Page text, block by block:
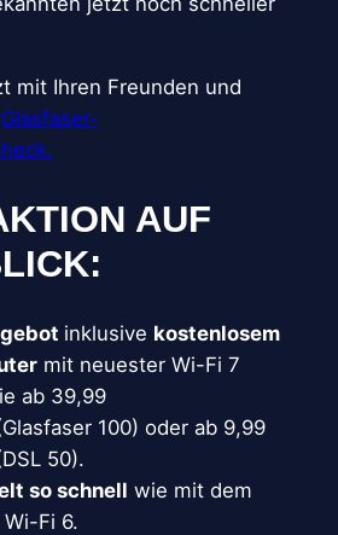
mit Ihren Freunden und
Glasfaser-
AUF
inklusive kostenlosem
mit neuester Wi-Fi 7
ab 39,99
100) oder ab 9,99
50).
so schnell wie mit dem
Fi 6.